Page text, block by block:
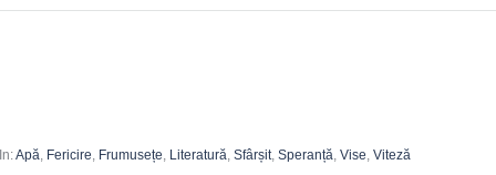
In:Apă, Fericire, Frumusețe, Literatură,Sfârșit,Speranță,Vise,Viteză